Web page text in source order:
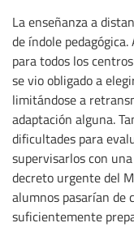
La enseñanza a
de índole
para todos los
se vio obligado a
limitándose a
adaptación alguna.
dificultades para
supervisarlos con
decreto urgente del
alumnos pasarían de
suficientemente